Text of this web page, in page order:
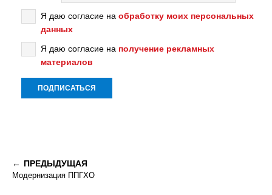
Я даю согласие на обработку моих персональных
данных
Я даю согласие на получение рекламных
материалов
ПРЕДЫДУЩАЯ
Модернизация ППГХО